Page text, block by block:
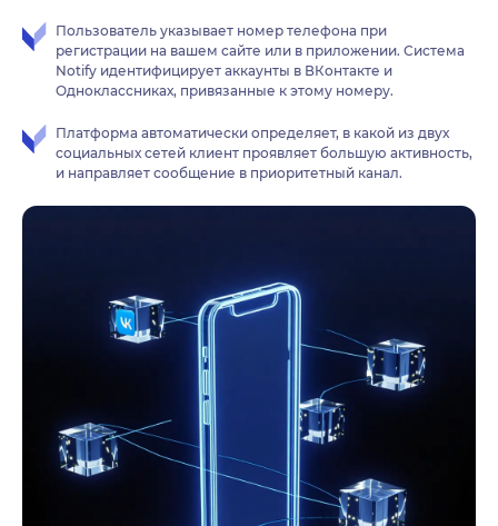
Пользователь указывает номер телефона при
регистрации на вашем сайте или в приложении. Система
Notify идентифицирует аккаунты в ВКонтакте и
Одноклассниках, привязанные к этому номеру.
Платформа автоматически определяет, в какой из двух
социальных сетей клиент проявляет большую активность,
и направляет сообщение в приоритетный канал.